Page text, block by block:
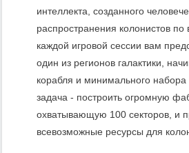
интеллекта, созданного
распространения колонистов по
каждой игровой сессии вам
один из регионов галактики,
корабля и минимального
задача - построить огромную
охватывающую 100 секторов, и
всевозможные ресурсы для